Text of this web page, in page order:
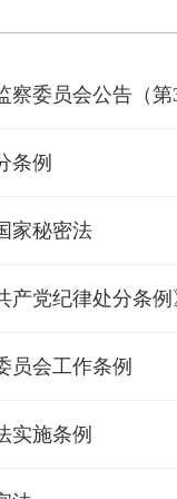
委员会公告（第
条例
家秘密法
党纪律处分条例
员会工作条例
实施条例